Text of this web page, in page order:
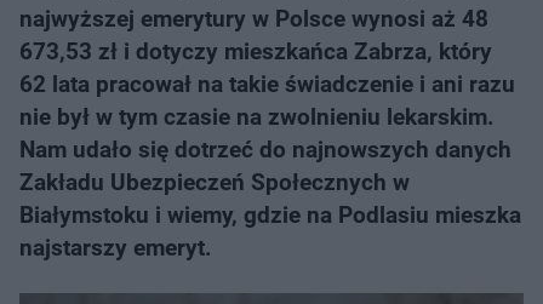
najwyższej emerytury w Polsce wynosi aż 48
673,53 zł i dotyczy mieszkańca Zabrza, który
62 lata pracował na takie świadczenie i ani razu
nie był w tym czasie na zwolnieniu lekarskim.
Nam udało się dotrzeć do najnowszych danych
Zakładu Ubezpieczeń Społecznych w
Białymstoku i wiemy, gdzie na Podlasiu mieszka
najstarszy emeryt.